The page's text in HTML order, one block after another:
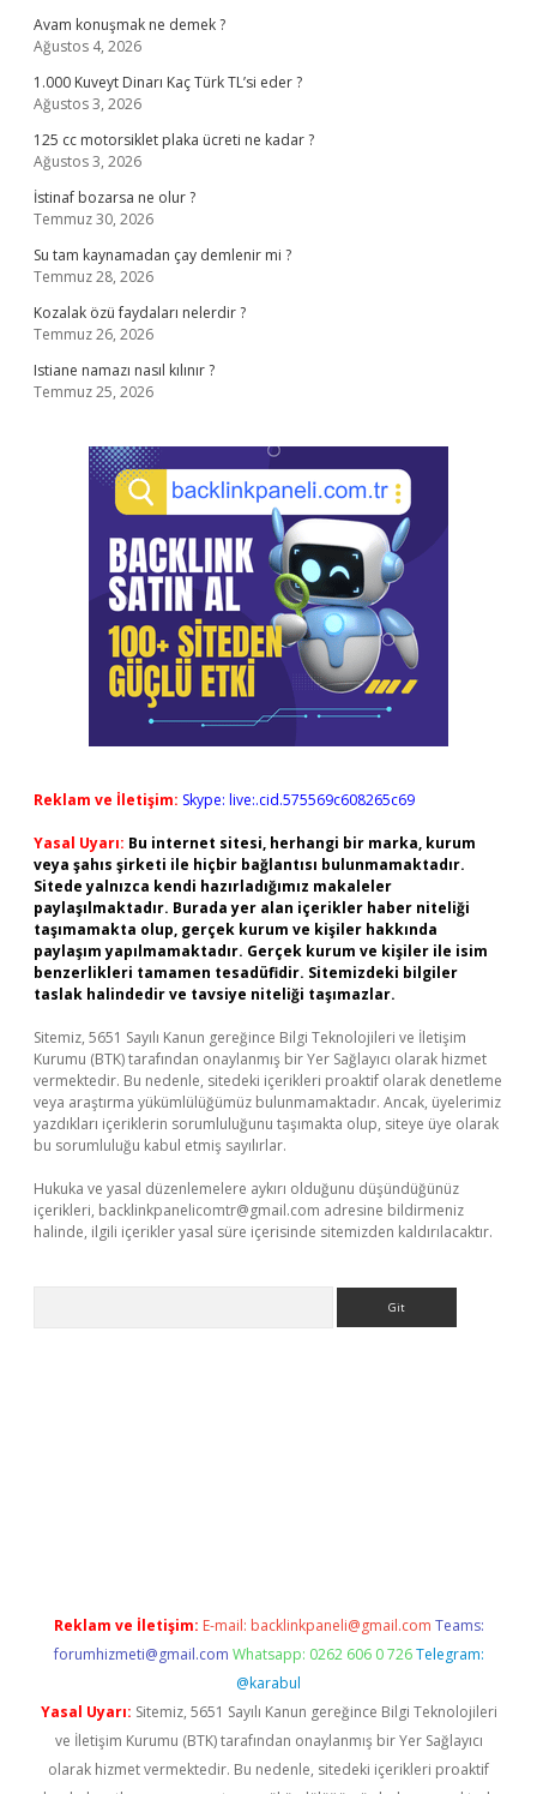
Avam konuşmak ne demek ?
Ağustos 4, 2026
1.000 Kuveyt Dinarı Kaç Türk TL’si eder ?
Ağustos 3, 2026
125 cc motorsiklet plaka ücreti ne kadar ?
Ağustos 3, 2026
İstinaf bozarsa ne olur ?
Temmuz 30, 2026
Su tam kaynamadan çay demlenir mi ?
Temmuz 28, 2026
Kozalak özü faydaları nelerdir ?
Temmuz 26, 2026
Istiane namazı nasıl kılınır ?
Temmuz 25, 2026
Reklam ve İletişim: Skype: live:.cid.575569c608265c69
Yasal Uyarı: Bu internet sitesi, herhangi bir marka, kurum
veya şahıs şirketi ile hiçbir bağlantısı bulunmamaktadır.
Sitede yalnızca kendi hazırladığımız makaleler
paylaşılmaktadır. Burada yer alan içerikler haber niteliği
taşımamakta olup, gerçek kurum ve kişiler hakkında
paylaşım yapılmamaktadır. Gerçek kurum ve kişiler ile isim
benzerlikleri tamamen tesadüfidir. Sitemizdeki bilgiler
taslak halindedir ve tavsiye niteliği taşımazlar.
Sitemiz, 5651 Sayılı Kanun gereğince Bilgi Teknolojileri ve İletişim
Kurumu (BTK) tarafından onaylanmış bir Yer Sağlayıcı olarak hizmet
vermektedir. Bu nedenle, sitedeki içerikleri proaktif olarak denetleme
veya araştırma yükümlülüğümüz bulunmamaktadır. Ancak, üyelerimiz
yazdıkları içeriklerin sorumluluğunu taşımakta olup, siteye üye olarak
bu sorumluluğu kabul etmiş sayılırlar.
Hukuka ve yasal düzenlemelere aykırı olduğunu düşündüğünüz
içerikleri, backlinkpanelicomtr@gmail.com adresine bildirmeniz
halinde, ilgili içerikler yasal süre içerisinde sitemizden kaldırılacaktır.
Reklam ve İletişim: E-mail: backlinkpaneli@gmail.com Teams:
forumhizmeti@gmail.com Whatsapp: 0262 606 0 726 Telegram:
@karabul
Yasal Uyarı: Sitemiz, 5651 Sayılı Kanun gereğince Bilgi Teknolojileri
ve İletişim Kurumu (BTK) tarafından onaylanmış bir Yer Sağlayıcı
olarak hizmet vermektedir. Bu nedenle, sitedeki içerikleri proaktif